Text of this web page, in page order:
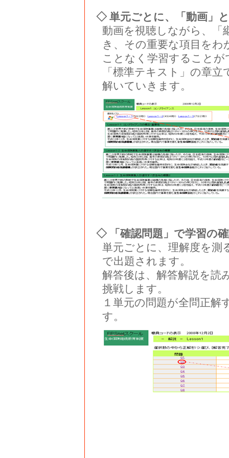
◇ 単元ごとに、「動画」
動画を視聴しながら、「
き、その重要な項目を
ことなく学習することが
「標準テキスト」の章
解いていきます。
◇ 「確認問題」で学習の
単元ごとに、理解度を測
で出題されます。
解答後は、解答解説を読
挑戦します。
１単元の問題が全問正
す。